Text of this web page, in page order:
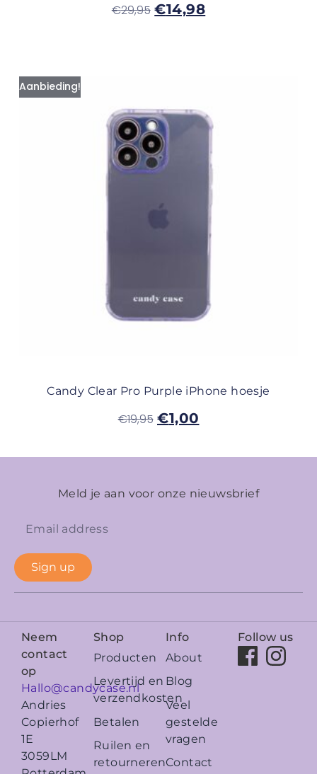
€29,95 €14,98
Aanbieding!
Candy Clear Pro Purple iPhone hoesje
€19,95 €1,00
Meld je aan voor onze nieuwsbrief
Sign up
Neem
contact
op
Hallo@candycase.nl
Andries
Copierhof
1E
3059LM
Shop
Producten
Levertijd en
verzendkosten
Betalen
Ruilen en
retourneren
Info
About
Blog
Veel
gestelde
vragen
Contact
Follow us